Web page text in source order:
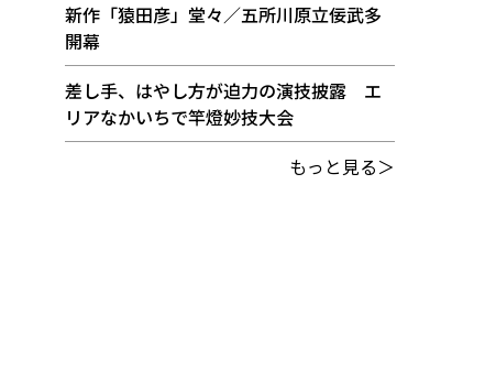
新作「猿田彦」堂々／五所川原立佞武多
開幕
差し手、はやし方が迫力の演技披露 エ
リアなかいちで竿燈妙技大会
もっと見る＞